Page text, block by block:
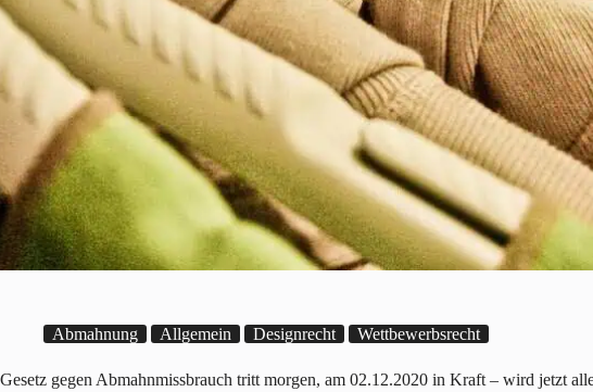
Abmahnung Allgemein Designrecht Wettbewerbsrecht
Gesetz gegen Abmahnmissbrauch tritt morgen, am 02.12.2020 in Kraft – wird jetzt